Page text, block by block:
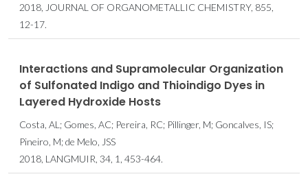
2018, JOURNAL OF ORGANOMETALLIC CHEMISTRY, 855,
12-17.
Interactions and Supramolecular Organization
of Sulfonated Indigo and Thioindigo Dyes in
Layered Hydroxide Hosts
Costa, AL; Gomes, AC; Pereira, RC; Pillinger, M; Goncalves, IS;
Pineiro, M; de Melo, JSS
2018, LANGMUIR, 34, 1, 453-464.